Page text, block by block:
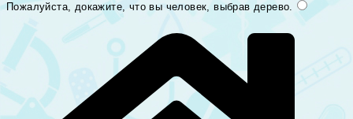
Пожалуйста, докажите, что вы человек, выбрав дерево.